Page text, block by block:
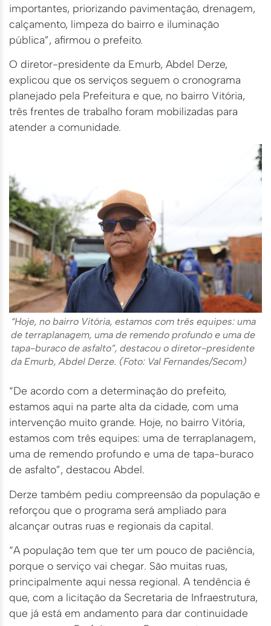
importantes, priorizando pavimentação, drenagem,
calçamento, limpeza do bairro e iluminação
pública”, afirmou o prefeito.
O diretor-presidente da Emurb, Abdel Derze,
explicou que os serviços seguem o cronograma
planejado pela Prefeitura e que, no bairro Vitória,
três frentes de trabalho foram mobilizadas para
atender a comunidade.
“Hoje, no bairro Vitória, estamos com três equipes: uma
de terraplanagem, uma de remendo profundo e uma de
tapa-buraco de asfalto”, destacou o diretor-presidente
da Emurb, Abdel Derze. (Foto: Val Fernandes/Secom)
“De acordo com a determinação do prefeito,
estamos aqui na parte alta da cidade, com uma
intervenção muito grande. Hoje, no bairro Vitória,
estamos com três equipes: uma de terraplanagem,
uma de remendo profundo e uma de tapa-buraco
de asfalto”, destacou Abdel.
Derze também pediu compreensão da população e
reforçou que o programa será ampliado para
alcançar outras ruas e regionais da capital.
“A população tem que ter um pouco de paciência,
porque o serviço vai chegar. São muitas ruas,
principalmente aqui nessa regional. A tendência é
que, com a licitação da Secretaria de Infraestrutura,
que já está em andamento para dar continuidade